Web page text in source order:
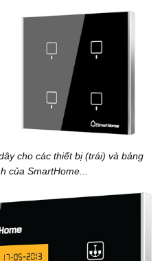
cho các thiết bị (trái) và bảng
của SmartHome...